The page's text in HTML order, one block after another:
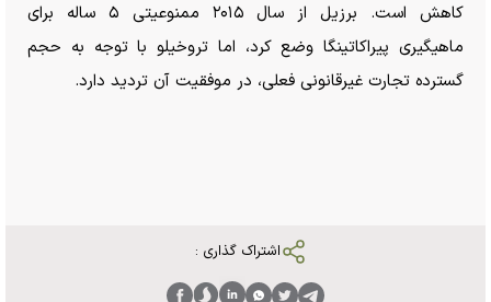
کاهش است. برزیل از سال ۲۰۱۵ ممنوعیتی ۵ ساله برای
ماهیگیری پیراکاتینگا وضع کرد، اما تروخیلو با توجه به حجم
گسترده تجارت غیرقانونی فعلی، در موفقیت آن تردید دارد.
اشتراک گذاری :